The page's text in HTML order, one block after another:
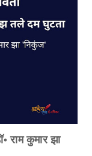
राम कुमार झा